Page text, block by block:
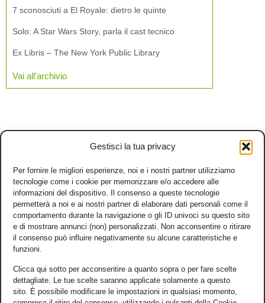
Gestisci la tua privacy
Per fornire le migliori esperienze, noi e i nostri partner utilizziamo
tecnologie come i cookie per memorizzare e/o accedere alle
informazioni del dispositivo. Il consenso a queste tecnologie
permetterà a noi e ai nostri partner di elaborare dati personali come il
comportamento durante la navigazione o gli ID univoci su questo sito
e di mostrare annunci (non) personalizzati. Non acconsentire o ritirare
il consenso può influire negativamente su alcune caratteristiche e
funzioni.
Clicca qui sotto per acconsentire a quanto sopra o per fare scelte
dettagliate. Le tue scelte saranno applicate solamente a questo
sito. È possibile modificare le impostazioni in qualsiasi momento,
7 sconosciuti a El Royale: dietro le quinte
Solo: A Star Wars Story, parla il cast tecnico
Ex Libris – The New York Public Library
Vai all'archivio